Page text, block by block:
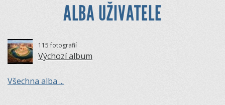
ALBA UŽIVATELE
115 fotografií
Výchozí album
Všechna alba ...